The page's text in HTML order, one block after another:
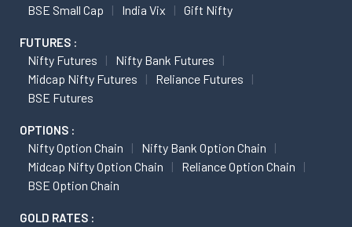
BSE Small Cap
India Vix Gift Nifty
FUTURES :
Nifty Futures
Nifty Bank Futures
Midcap Nifty Futures
Reliance Futures
BSE Futures
OPTIONS :
Nifty Option Chain
Nifty Bank Option Chain
Midcap Nifty Option Chain
Reliance Option Chain
BSE Option Chain
GOLD RATES :